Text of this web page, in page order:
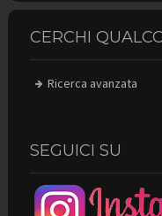
CERCHI
Ricerca avanzata
SEGUICI SU